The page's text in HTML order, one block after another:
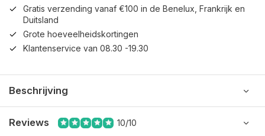
Gratis verzending vanaf €100 in de Benelux, Frankrijk en
Duitsland
Grote hoeveelheidskortingen
Klantenservice van 08.30 -19.30
Beschrijving
Reviews 10/10